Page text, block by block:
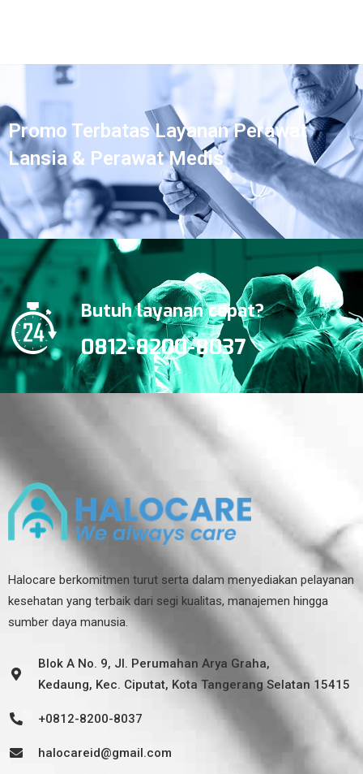
Promo Terbatas Layanan Perawat
Lansia & Perawat Medis
Butuh layanan cepat?
0812-8200-8037
Halocare berkomitmen turut serta dalam menyediakan pelayanan
kesehatan yang terbaik dari segi kualitas, manajemen hingga
sumber daya manusia.
Blok A No. 9, Jl. Perumahan Arya Graha,
Kedaung, Kec. Ciputat, Kota Tangerang Selatan 15415
+0812-8200-8037
halocareid@gmail.com